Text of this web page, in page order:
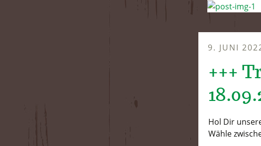
9. JUNI
+++
Hol Dir
Wähle